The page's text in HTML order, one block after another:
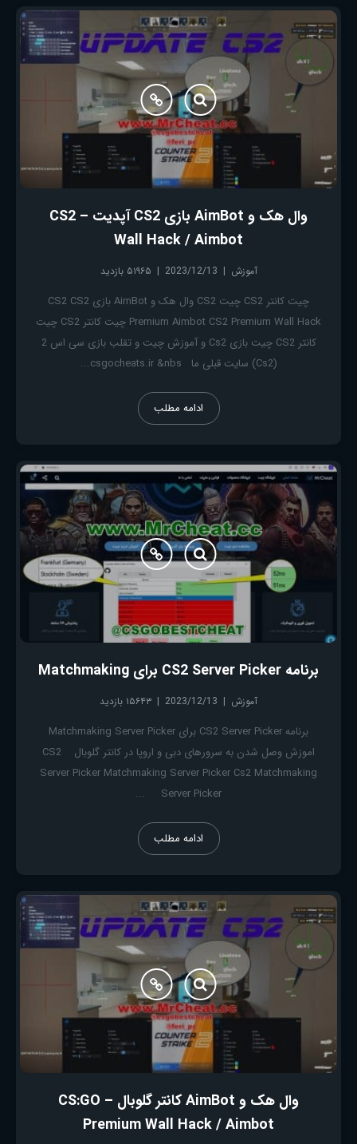
وال هک و AimBot بازی CS2 آپدیت – CS2
Wall Hack / Aimbot
آموزش 2023/12/13 ۵۱۹۶۵ بازدید
چیت کانتر CS2 چیت CS2 وال هک و AimBot بازی CS2 CS2
Premium Aimbot CS2 Premium Wall Hack چیت کانتر CS2 چیت
کانتر CS2 چیت بازی Cs2 و آموزش چیت و تقلب بازی سی اس 2
(Cs2) سایت قبلی ما csgocheats.ir &nbs...
ادامه مطلب
برنامه CS2 Server Picker برای Matchmaking
آموزش 2023/12/13 ۱۵۶۴۳ بازدید
برنامه CS2 Server Picker برای Matchmaking Server Picker
اموزش وصل شدن به سرورهای دبی و اروپا در کانتر گلوبال CS2
Server Picker Matchmaking Server Picker Cs2 Matchmaking
Server Picker ...
ادامه مطلب
وال هک و AimBot کانتر گلوبال – CS:GO
Premium Wall Hack / Aimbot